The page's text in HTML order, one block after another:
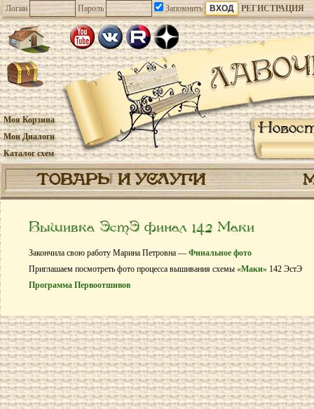
Логин Пароль Запомнить РЕГИСТРАЦИЯ
Моя Корзина
Мои Диалоги
Каталог схем
ТОВАРЫ И УСЛУГИ
Вышивка ЭстЭ финал 142 Маки
Закончила свою работу Марина Петровна — Финальное фото
Приглашаем посмотреть фото процесса вышивания схемы «Маки» 142 ЭстЭ
Программа Первоотшивов